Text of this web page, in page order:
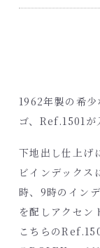
1962年製の希
ゴ、Ref.1501が
下地出し仕上げ
ビインデックス
時、9時のイン
を配しアクセン
こちらの